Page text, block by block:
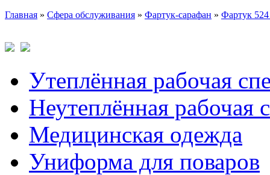
Главная » Сфера обслуживания » Фартук-сарафан » Фартук
Утеплённая рабочая
Неутеплённая рабочая
Медицинская одежда
Униформа для поваров